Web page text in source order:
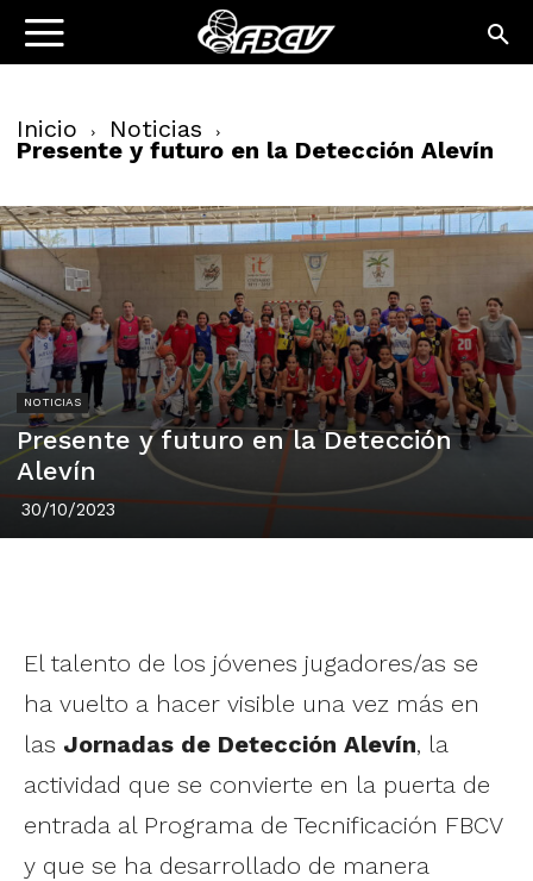
Inicio Noticias
Presente y futuro en la Detección Alevín
NOTICIAS
Presente y futuro en la Detección
Alevín
30/10/2023
El talento de los jóvenes jugadores/as se
ha vuelto a hacer visible una vez más en
las Jornadas de Detección Alevín, la
actividad que se convierte en la puerta de
entrada al Programa de Tecnificación FBCV
y que se ha desarrollado de manera